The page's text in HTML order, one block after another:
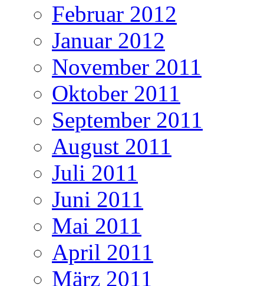
Februar 2012
Januar 2012
November 2011
Oktober 2011
September 2011
August 2011
Juli 2011
Juni 2011
Mai 2011
April 2011
März 2011